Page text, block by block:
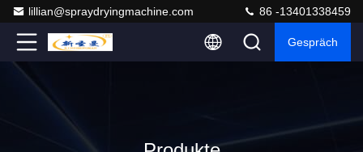
lillian@spraydryingmachine.com 86 -13401338459
Gespräch